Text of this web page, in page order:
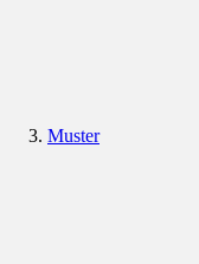
Muster